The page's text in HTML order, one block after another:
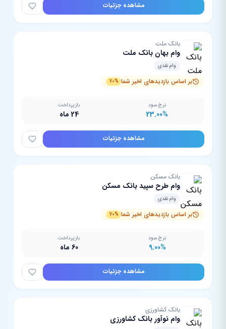
مشاهده جزئیات
بانک ملت
وام بهان بانک ملت
وام نقدی
بر اساس بازدیدهای اخیر شما 70%
نرخ سود
23.00%
بازپرداخت
24 ماه
مشاهده جزئیات
بانک مسکن
وام طرح سپید بانک مسکن
وام نقدی
بر اساس بازدیدهای اخیر شما 70%
نرخ سود
9.00%
بازپرداخت
60 ماه
مشاهده جزئیات
بانک کشاورزی
وام نوآور بانک کشاورزی